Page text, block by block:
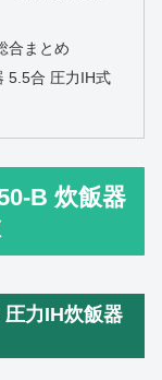
合まとめ
5.5合 圧力IH式
B 炊飯器
圧力IH炊飯器